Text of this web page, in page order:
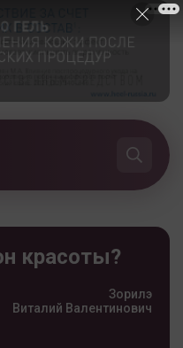
красоты?
Зорилэ
Виталий Валентинович